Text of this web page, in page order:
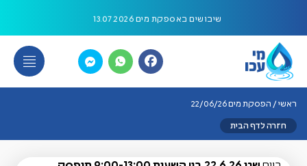
שיבושים באספקת מים 13.07.2026
הפסקת מים 5/7/26
הודעה לציבור 12/7/26 משרדי התאגיד סגורים
ראשי/ הפסקת מים 22/06/26
חזרה לדף הבית